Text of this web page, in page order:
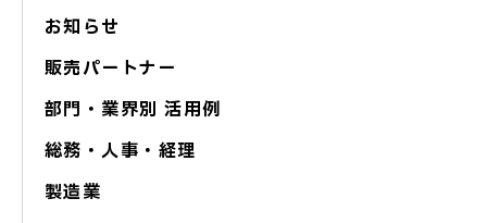
お知らせ
販売パートナー
部門・業界別 活用例
総務・人事・経理
製造業